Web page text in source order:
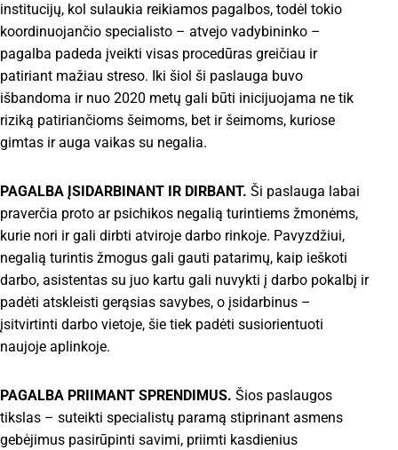
institucijų, kol sulaukia reikiamos pagalbos, todėl tokio
koordinuojančio specialisto – atvejo vadybininko –
pagalba padeda įveikti visas procedūras greičiau ir
patiriant mažiau streso. Iki šiol ši paslauga buvo
išbandoma ir nuo 2020 metų gali būti inicijuojama ne tik
riziką patiriančioms šeimoms, bet ir šeimoms, kuriose
gimtas ir auga vaikas su negalia.
PAGALBA ĮSIDARBINANT IR DIRBANT. Ši paslauga labai
praverčia proto ar psichikos negalią turintiems žmonėms,
kurie nori ir gali dirbti atviroje darbo rinkoje. Pavyzdžiui,
negalią turintis žmogus gali gauti patarimų, kaip ieškoti
darbo, asistentas su juo kartu gali nuvykti į darbo pokalbį ir
padėti atskleisti gerąsias savybes, o įsidarbinus –
įsitvirtinti darbo vietoje, šie tiek padėti susiorientuoti
naujoje aplinkoje.
PAGALBA PRIIMANT SPRENDIMUS. Šios paslaugos
tikslas – suteikti specialistų paramą stiprinant asmens
gebėjimus pasirūpinti savimi, priimti kasdienius